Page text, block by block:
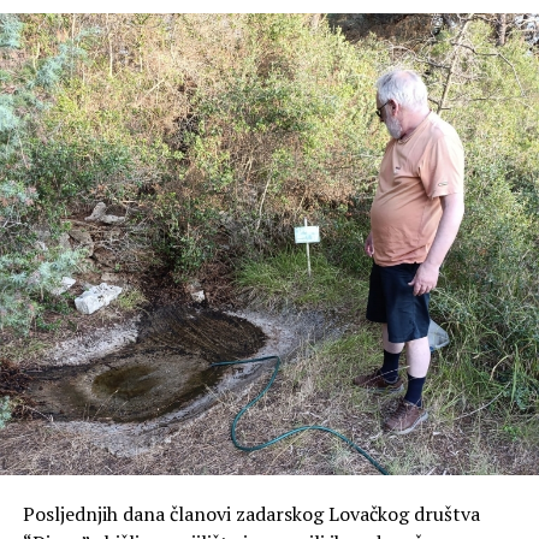
osnovnih parametara prometnog toka, kao i podataka o
prostornoj distribuciji istih. Osim toga, evidentira se udio
domaćih i stranih vozila kako u prometnom toku tako i
na parkirališnim površinama unutar zone obuhvata.
Za potrebe Studije i razmatranja eventualnog uvođenja
zone posebnog režima u dogledno vrijeme provest će se
i brojanje prometa kod Lančanih vrata, a cilj je stvoriti
podatkovnu bazu i saznati distribuciju tokova, odnosno
koliko vozila je ušlo u zonu posebnog režima, a koliko ih
se polukružno okrenulo.
Cijeli sustav regulacije prometa na Poluotoku dio je šire
prometne strategije koja osim ograničavanja prometa na
Poluotoku, podrazumijeva i parkirne površine van
Poluotoka i dodatno poboljšanje javnog prijevoza i
uređenje parkirne politike i širenje parkirnih zona izvan
Poluotoka.
Posljednjih dana članovi zadarskog Lovačkog društva